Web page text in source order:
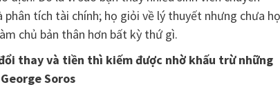
tích tài chính; họ giỏi về lý thuyết nhưng chưa
chủ bản thân hơn bất kỳ thứ gì.
thay và tiền thì kiếm được nhờ khấu trừ những
Soros